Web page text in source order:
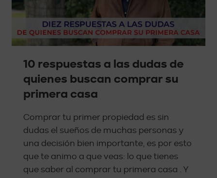
10 respuestas a las dudas de
quienes buscan comprar su
primera casa
Comprar tu primer propiedad es sin
dudas el sueños de muchas personas y
una decisión bien importante, es por esto
que te animo a que veas: lo que tienes
que saber al comprar tu primera casa . Y